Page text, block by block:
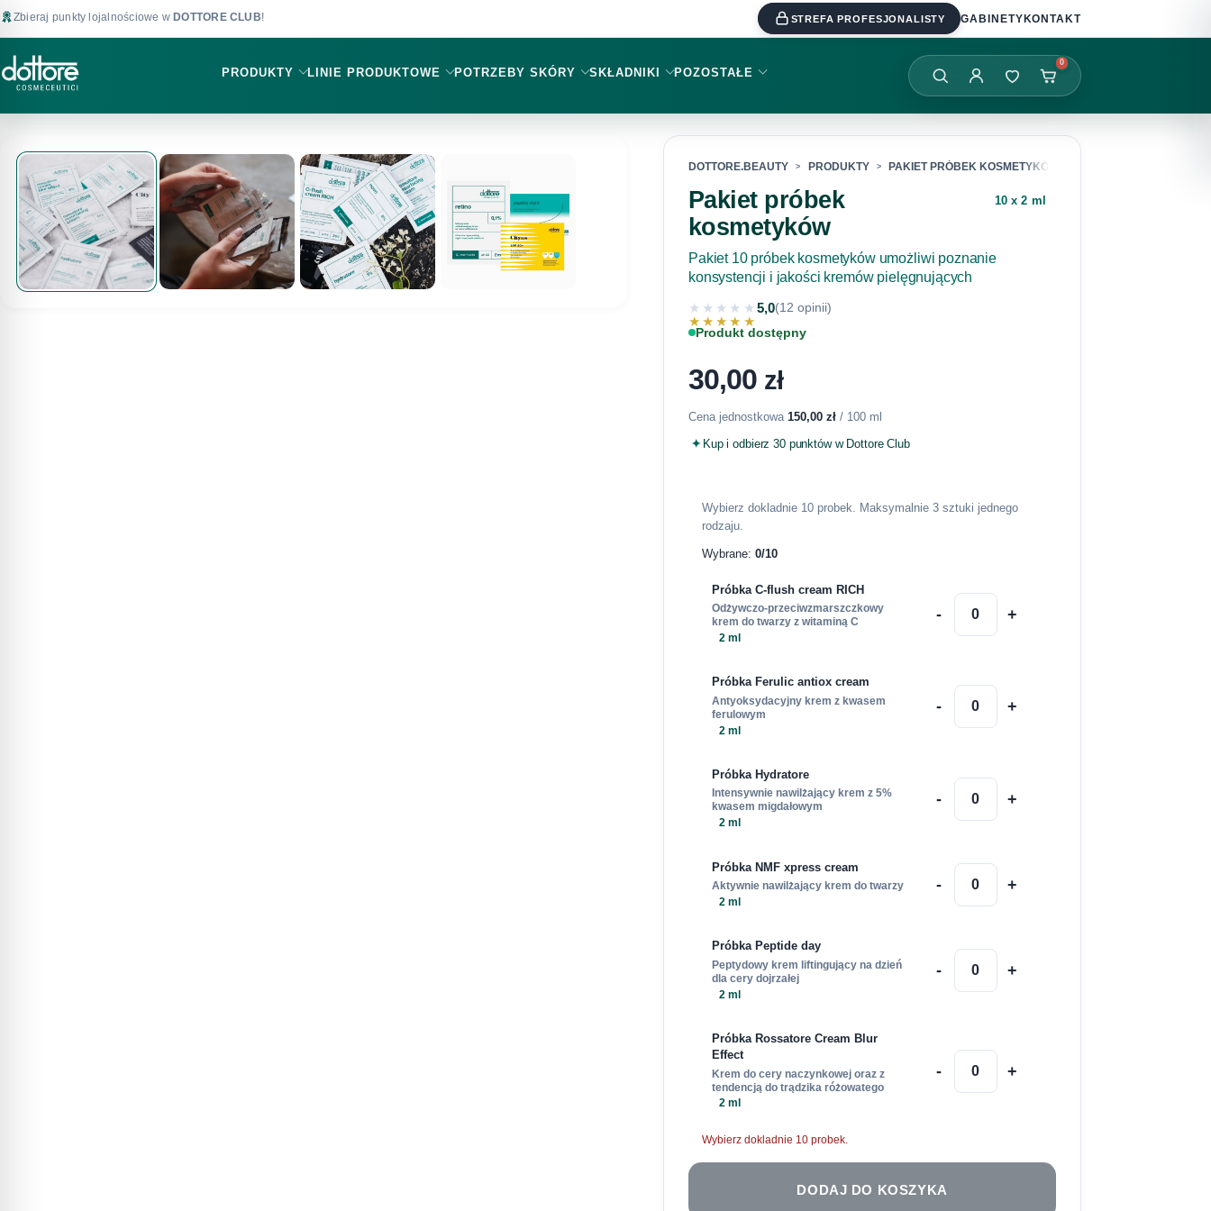
Zbieraj punkty lojalnościowe w DOTTORE CLUB! STREFA PROFESJONALISTY GABINETY KONTAKT
PRODUKTY LINIE PRODUKTOWE POTRZEBY SKÓRY SKŁADNIKI POZOSTAŁE
0
DOTTORE.BEAUTY PRODUKTY PAKIET PRÓBEK KOSMETYKÓW
Pakiet próbek
kosmetyków
10 x 2 ml
Pakiet 10 próbek kosmetyków umożliwi poznanie
konsystencji i jakości kremów pielęgnujących
★★★★★
★★★★★
5,0(12 opinii)
Produkt dostępny
30,00 zł
Cena jednostkowa 150,00 zł / 100 ml
Kup i odbierz 30 punktów w Dottore Club
Wybierz dokladnie 10 probek. Maksymalnie 3 sztuki jednego
rodzaju.
Wybrane:0/10
Próbka C-flush cream RICH
Odżywczo-przeciwzmarszczkowy
krem do twarzy z witaminą C
2 ml
- +
Próbka Ferulic antiox cream
Antyoksydacyjny krem z kwasem
ferulowym
2 ml
- +
Próbka Hydratore
Intensywnie nawilżający krem z 5%
kwasem migdałowym
2 ml
- +
Próbka NMF xpress cream
Aktywnie nawilżający krem do twarzy
2 ml
- +
Próbka Peptide day
Peptydowy krem liftingujący na dzień
dla cery dojrzałej
2 ml
- +
Próbka Rossatore Cream Blur
Effect
Krem do cery naczynkowej oraz z
tendencją do trądzika różowatego
2 ml
- +
Wybierz dokladnie 10 probek.
DODAJ DO KOSZYKA